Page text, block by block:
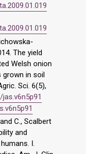
The yield
Welsh onion
grown in soil
Sci. 6(5),
C., Scalbert
and
I.